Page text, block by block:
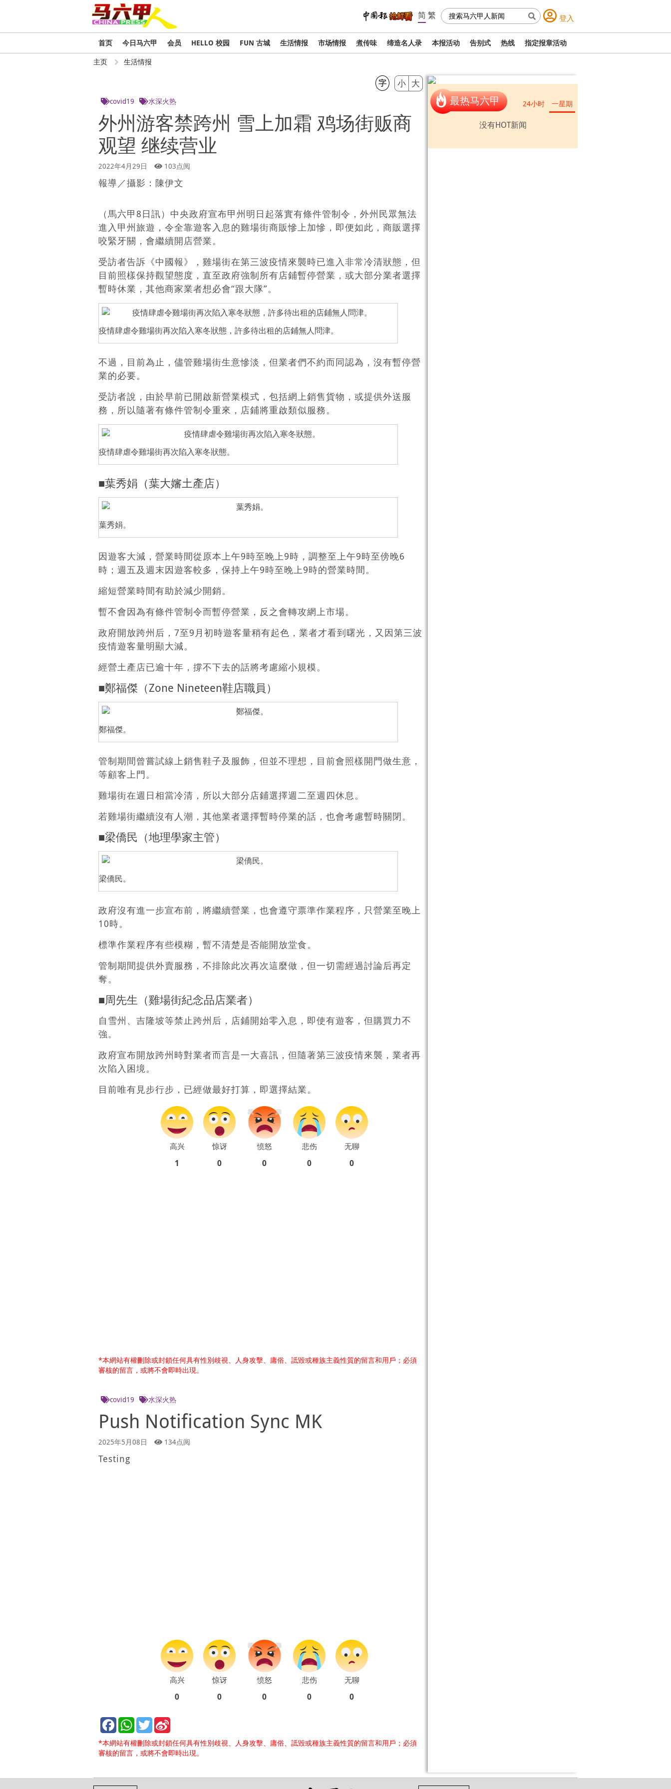
简 繁 登入
首页 今日马六甲 会员 HELLO 校园 FUN 古城 生活情报 市场情报 煮传味 缔造名人录 本报活动 告别式 热线
指定报章活动
主页
生活情报
字 小 大
covid19 水深火热
外州游客禁跨州 雪上加霜 鸡场街贩商
观望 继续营业
2022年4月29日 103点阅
報導／攝影：陳伊文
（馬六甲8日訊）中央政府宣布甲州明日起落實有條件管制令，外州民眾無法
進入甲州旅遊，令全靠遊客入息的雞場街商販慘上加慘，即便如此，商販選擇
咬緊牙關，會繼續開店營業。
受訪者告訴《中國報》，雞場街在第三波疫情來襲時已進入非常冷清狀態，但
目前照樣保持觀望態度，直至政府強制所有店鋪暫停營業，或大部分業者選擇
暫時休業，其他商家業者想必會“跟大隊”。
疫情肆虐令雞場街再次陷入寒冬狀態，許多待出租的店鋪無人問津。
不過，目前為止，儘管雞場街生意慘淡，但業者們不約而同認為，沒有暫停營
業的必要。
受訪者說，由於早前已開啟新營業模式，包括網上銷售貨物，或提供外送服
務，所以隨著有條件管制令重來，店鋪將重啟類似服務。
疫情肆虐令雞場街再次陷入寒冬狀態。
■葉秀娟（葉大嬸土產店）
葉秀娟。
因遊客大減，營業時間從原本上午9時至晚上9時，調整至上午9時至傍晚6
時；週五及週末因遊客較多，保持上午9時至晚上9時的營業時間。
縮短營業時間有助於減少開銷。
暫不會因為有條件管制令而暫停營業，反之會轉攻網上市場。
政府開放跨州后，7至9月初時遊客量稍有起色，業者才看到曙光，又因第三波
疫情遊客量明顯大減。
經營土產店已逾十年，撐不下去的話將考慮縮小規模。
■鄭福傑（Zone Nineteen鞋店職員）
鄭福傑。
管制期間曾嘗試線上銷售鞋子及服飾，但並不理想，目前會照樣開門做生意，
等顧客上門。
雞場街在週日相當冷清，所以大部分店鋪選擇週二至週四休息。
若雞場街繼續沒有人潮，其他業者選擇暫時停業的話，也會考慮暫時關閉。
■梁僑民（地理學家主管）
梁僑民。
政府沒有進一步宣布前，將繼續營業，也會遵守票準作業程序，只營業至晚上
10時。
標準作業程序有些模糊，暫不清楚是否能開放堂食。
管制期間提供外賣服務，不排除此次再次這麼做，但一切需經過討論后再定
奪。
■周先生（雞場街紀念品店業者）
自雪州、吉隆坡等禁止跨州后，店鋪開始零入息，即使有遊客，但購買力不
強。
政府宣布開放跨州時對業者而言是一大喜訊，但隨著第三波疫情來襲，業者再
次陷入困境。
目前唯有見步行步，已經做最好打算，即選擇結業。
高兴
1
惊讶
0
愤怒
0
悲伤
0
无聊
0
*本網站有權刪除或封鎖任何具有性別歧視、人身攻擊、庸俗、詆毀或種族主義性質的留言和用戶；必須
審核的留言，或將不會即時出現。
covid19 水深火热
Push Notification Sync MK
2025年5月08日 134点阅
Testing
高兴
0
惊讶
0
愤怒
0
悲伤
0
无聊
0
*本網站有權刪除或封鎖任何具有性別歧視、人身攻擊、庸俗、詆毀或種族主義性質的留言和用戶；必須
審核的留言，或將不會即時出現。
最热马六甲 24小时 一星期
没有HOT新闻